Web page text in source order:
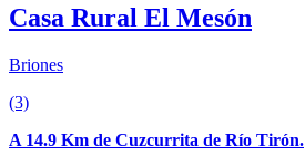
Casa Rural El Mesón
Briones
(3)
A 14.9 Km de Cuzcurrita de Río Tirón.